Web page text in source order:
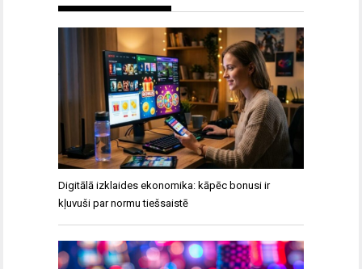
Digitālā izklaides ekonomika: kāpēc bonusi ir
kļuvuši par normu tiešsaistē